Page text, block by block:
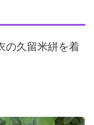
の久留米絣を着